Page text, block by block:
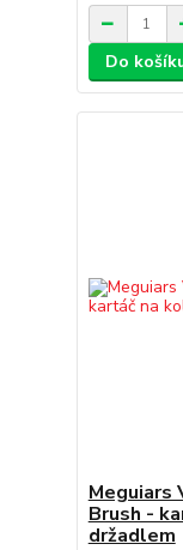
Do
Meguiars
Brush -
držadlem